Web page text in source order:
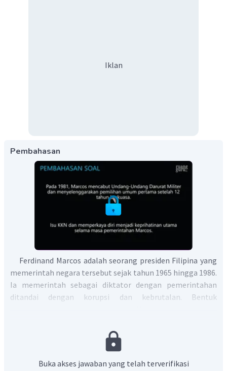
Iklan
Pembahasan
Ferdinand Marcos adalah seorang presiden Filipina yang
memerintah negara tersebut sejak tahun 1965 hingga 1986.
Ia memerintah sebagai diktator dengan pemerintahan
ditandai dengan korupsi dan kebrutalan. Bentuk
menerapkan status darurat militer untuk membungkam
oposisi. Akibatnya, pada 1978 ketika diadakan kembali
Buka akses jawaban yang telah terverifikasi